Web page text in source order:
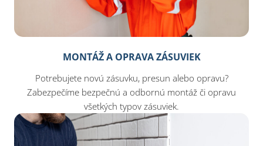
MONTÁŽ A OPRAVA ZÁSUVIEK
Potrebujete novú zásuvku, presun alebo opravu?
Zabezpečíme bezpečnú a odbornú montáž či opravu
všetkých typov zásuviek.